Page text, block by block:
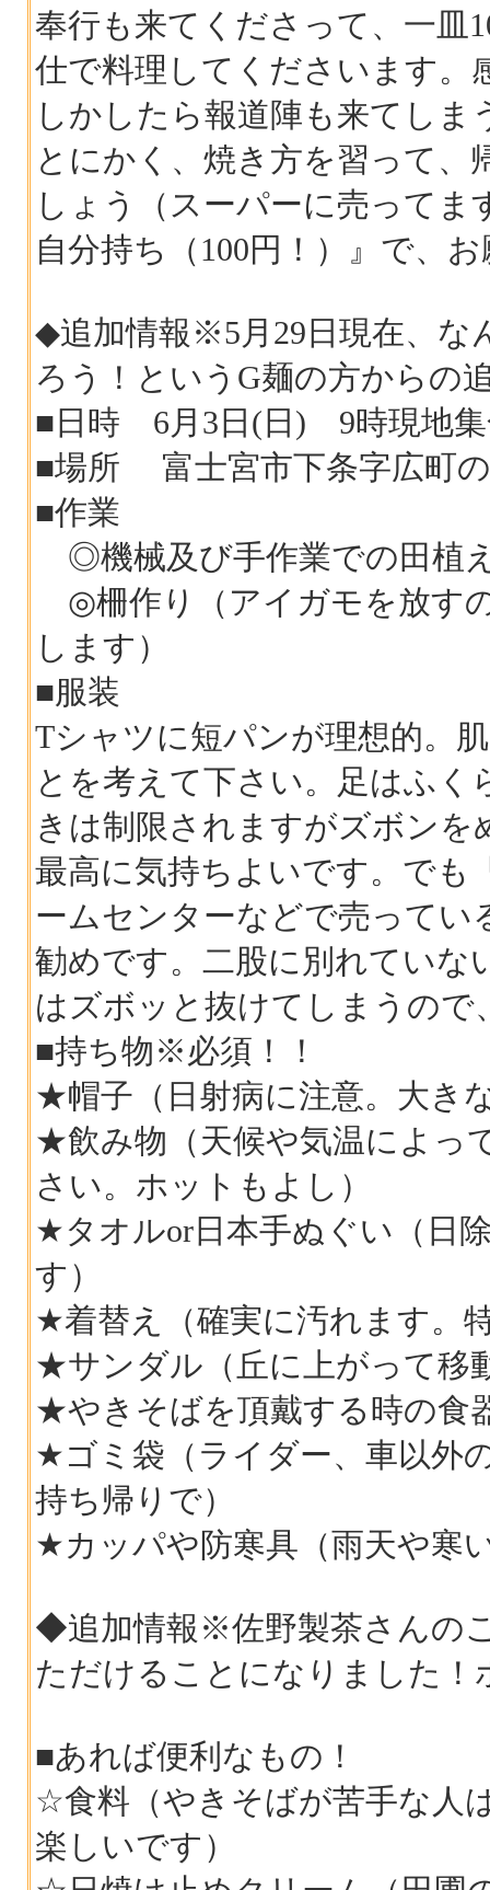
奉行も来てくださって、一皿
仕で料理してくださいます。
しかしたら報道陣も来てし
とにかく、焼き方を習って
しょう（スーパーに売って
自分持ち（100円！）』で、
◆追加情報※5月29日現在、な
ろう！というG麺の方からの
■日時 6月3日(日) 9時現地
■場所 富士宮市下条字広町の
■作業
◎機械及び手作業での田植
◎柵作り（アイガモを放す
します）
■服装
Tシャツに短パンが理想的。
とを考えて下さい。足はふ
きは制限されますがズボン
最高に気持ちよいです。でも
ームセンターなどで売ってい
勧めです。二股に別れていな
はズボッと抜けてしまうの
■持ち物※必須！！
★帽子（日射病に注意。大き
★飲み物（天候や気温によっ
さい。ホットもよし）
★タオルor日本手ぬぐい（日
す）
★着替え（確実に汚れます。
★サンダル（丘に上がって移
★やきそばを頂戴する時の食
★ゴミ袋（ライダー、車以外
持ち帰りで）
★カッパや防寒具（雨天や寒
◆追加情報※佐野製茶さんの
ただけることになりました
■あれば便利なもの！
☆食料（やきそばが苦手な人
楽しいです）